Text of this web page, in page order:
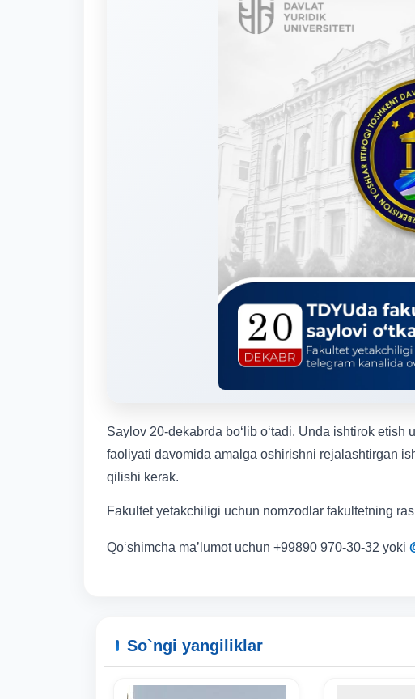
Saylov 20-dekabrda bo‘lib o‘tadi. Unda ishtirok
faoliyati davomida amalga oshirishni rejalashtirgan
qilishi kerak.
Fakultet yetakchiligi uchun nomzodlar fakultetning
Qo‘shimcha ma’lumot uchun +99890 970-30-32 yoki
So`ngi yangiliklar